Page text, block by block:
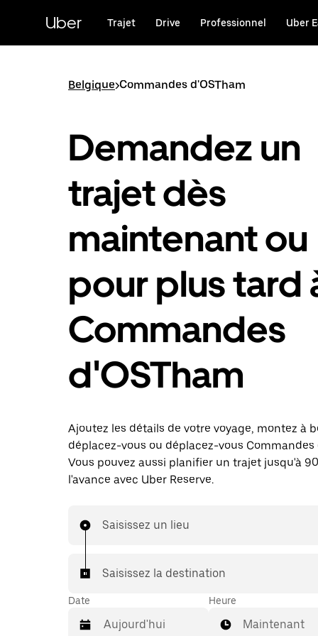
principal
Uber Trajet Drive Professionnel Uber
Belgique>Commandes d'OSTham
Demandez un
trajet dès
maintenant ou
pour plus tard
Commandes
d'OSTham
Ajoutez les détails de votre voyage, montez à
déplacez-vous ou déplacez-vous Commandes
Vous pouvez aussi planifier un trajet jusqu'à
l'avance avec Uber Reserve.
Saisissez un lieu
Saisissez la destination
Date Heure
Maintenant